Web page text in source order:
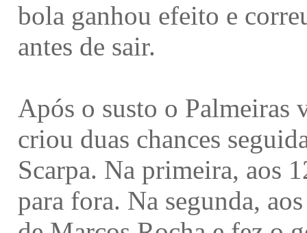
bola ganhou efeito e
antes de sair.
Após o susto o Palmeiras
criou duas chances
Scarpa. Na primeira, aos
para fora. Na segunda,